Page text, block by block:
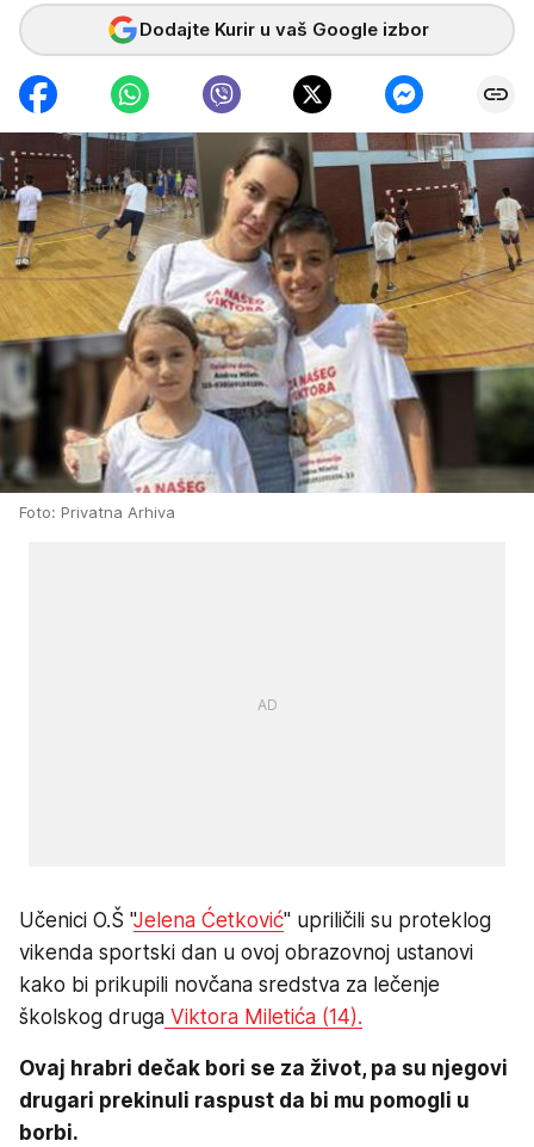
Dodajte Kurir u vaš Google izbor
Foto: Privatna Arhiva
Učenici O.Š "Jelena Ćetković" upriličili su proteklog
vikenda sportski dan u ovoj obrazovnoj ustanovi
kako bi prikupili novčana sredstva za lečenje
školskog druga Viktora Miletića (14).
Ovaj hrabri dečak bori se za život, pa su njegovi
drugari prekinuli raspust da bi mu pomogli u
borbi.